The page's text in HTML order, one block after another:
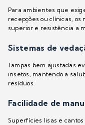
Para ambientes que
recepções ou clínicas,
superior e resistência a
Sistemas de
Tampas bem ajustadas
insetos, mantendo a
resíduos.
Facilidade de
Superfícies lisas e